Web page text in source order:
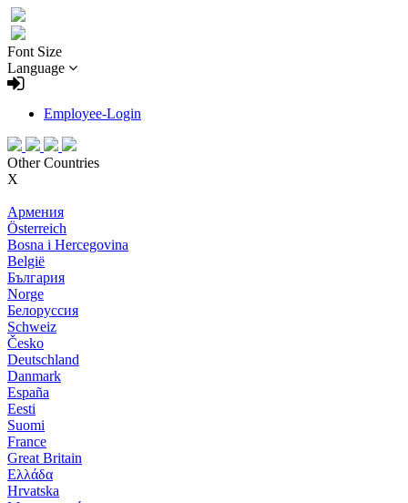
Font Size
Language
Employee-Login
Other Countries
X
Армения
Österreich
Bosna i Hercegovina
België
България
Norge
Белоруссия
Schweiz
Česko
Deutschland
Danmark
España
Eesti
Suomi
France
Great Britain
Ελλάδα
Hrvatska